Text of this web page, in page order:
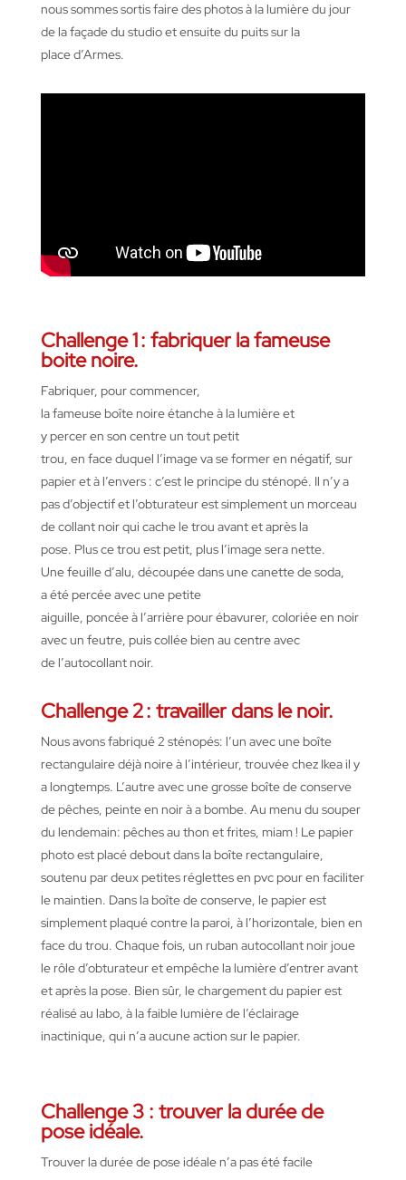
noussommessortisfaire des photos à la lumière du jour
de la façade du studio et ensuite du puitssur la
placed’Armes.
Challenge 1 : fabriquer la fameuse
boite noire.
Fabriquer, pour commencer,
lafameuse boîte noireétancheà la lumière et
y perceren son centre un tout petit
trou, en faceduquel l’imagevase formeren négatif, sur
papier et à l’envers : c’est le principedu sténopé. Il n’ya
pasd’objectifet l’obturateurestsimplementun morceau
decollant noir qui cache le trou avantet après la
pose. Pluscetrou est petit, plus l’imagesera nette.
Unefeuilled’alu, découpéedansunecanettede soda,
aété percéeavecune petite
aiguille, poncéeà l’arrière pourébavurer, coloriéeen noir
avec un feutre, puiscollée bien au centre avec
de l’autocollant noir.
Challenge 2 : travaillerdans le noir.
Nous avons fabriqué 2 sténopés: l’un avec une boîte
rectangulaire déjà noire à l’intérieur, trouvée chez Ikea il y
a longtemps. L’autre avec une grosse boîte de conserve
de pêches, peinte en noir à a bombe. Au menu du souper
du lendemain: pêches au thon et frites, miam ! Le papier
photo est placé debout dans la boîte rectangulaire,
soutenu par deux petites réglettes en pvc pour en faciliter
le maintien. Dans la boîte de conserve, le papier est
simplement plaqué contre la paroi, à l’horizontale, bien en
face du trou. Chaque fois, un ruban autocollant noir joue
le rôle d’obturateur et empêche la lumière d’entrer avant
et après la pose. Bien sûr, le chargement du papier est
réalisé au labo, à la faible lumière de l’éclairage
inactinique, qui n’a aucune action sur le papier.
Challenge 3 : trouver la durée de
pose idéale.
Trouver la durée de pose idéale n’a pasétéfacile